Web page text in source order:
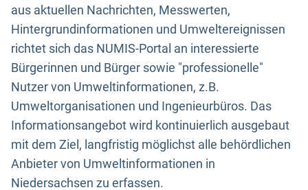
aus aktuellen Nachrichten, Messwerten,
Hintergrundinformationen und Umweltereignissen
richtet sich das NUMIS-Portal an interessierte
Bürgerinnen und Bürger sowie "professionelle"
Nutzer von Umweltinformationen, z.B.
Umweltorganisationen und Ingenieurbüros. Das
Informationsangebot wird kontinuierlich ausgebaut
mit dem Ziel, langfristig möglichst alle behördlichen
Anbieter von Umweltinformationen in
Niedersachsen zu erfassen.